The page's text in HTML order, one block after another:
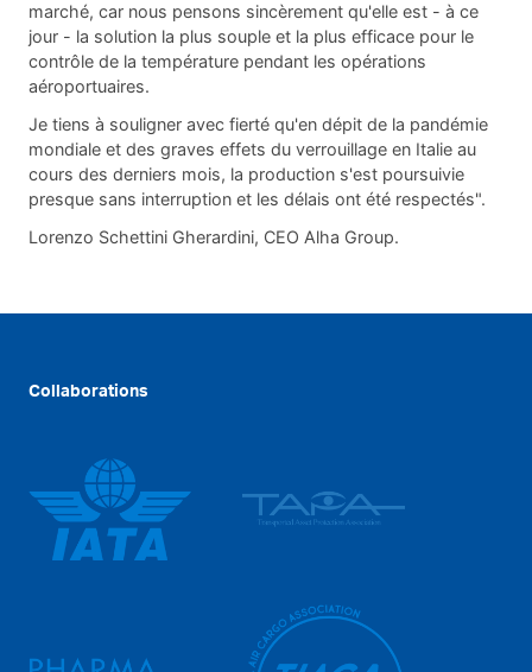
marché, car nous pensons sincèrement qu'elle est - à ce
jour - la solution la plus souple et la plus efficace pour le
contrôle de la température pendant les opérations
aéroportuaires.
Je tiens à souligner avec fierté qu'en dépit de la pandémie
mondiale et des graves effets du verrouillage en Italie au
cours des derniers mois, la production s'est poursuivie
presque sans interruption et les délais ont été respectés".
Lorenzo Schettini Gherardini, CEO Alha Group.
Collaborations